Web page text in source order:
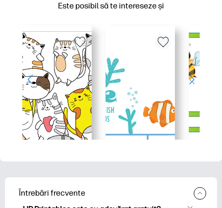
Este posibil să te intereseze și
Întrebări frecvente